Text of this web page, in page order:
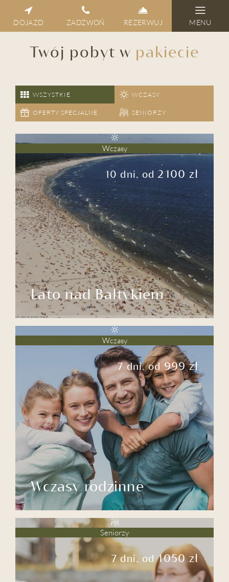
DOJAZD ZADZWOŃ REZERWUJ MENU
Twój pobyt w pakiecie
WSZYSTKIE WCZASY
OFERTY SPECJALNE SENIORZY
Wczasy
10 dni, od2100 zł
Lato nad Bałtykiem
Wczasy
7 dni, od 999 zł
Wczasy rodzinne
Seniorzy
7 dni, od1050 zł